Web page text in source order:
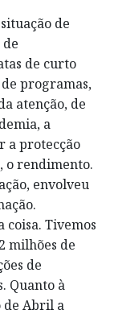
de
de curto
programas,
atenção, de
a
a protecção
o rendimento.
envolveu
coisa. Tivemos
milhões de
de
Quanto à
de Abril a